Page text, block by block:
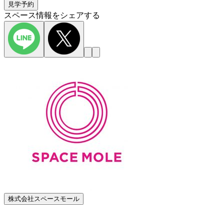
見学予約
スペース情報をシェアする
株式会社スペースモール